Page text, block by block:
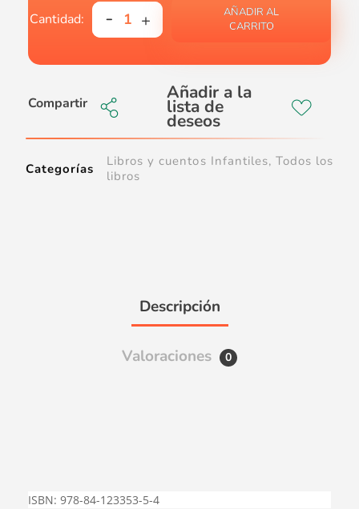
AÑADIR AL
CARRITO
Compartir
Categorías Libros y cuentos Infantiles, Todos los
libros
Descripción
Valoraciones 0
ISBN: 978-84-123353-5-4